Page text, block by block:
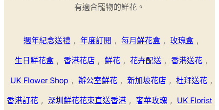
有適合寵物的鮮花。
週年紀念送禮 , 年度訂閱 , 每月鮮花盒 , 玫瑰盒 ,
生日鮮花盒 , 香港花店 , 鮮花 , 花卉配送 , 香港送花 ,
UK Flower Shop , 辦公室鮮花 , 新加坡花店 , 杜拜送花 ,
香港訂花 , 深圳鮮花花束直送香港 , 奢華玫瑰 , UK Florist